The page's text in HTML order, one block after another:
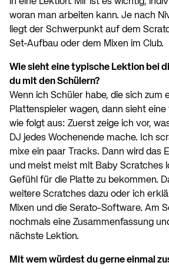
woran man arbeiten kann. Je nach
liegt der Schwerpunkt auf dem
Set-Aufbau oder dem Mixen im Club.
Wie sieht eine typische Lektion bei
du mit den Schülern?
Wenn ich Schüler habe, die sich zum
Plattenspieler wagen, dann sieht
wie folgt aus: Zuerst zeige ich vor,
DJ jedes Wochenende mache. Ich
mixe ein paar Tracks. Dann wird das
und meist meist mit Baby Scratches
Gefühl für die Platte zu bekommen.
weitere Scratches dazu oder ich
Mixen und die Serato-Software. Am
nochmals eine Zusammenfassung
nächste Lektion.
Mit wem würdest du gerne einmal